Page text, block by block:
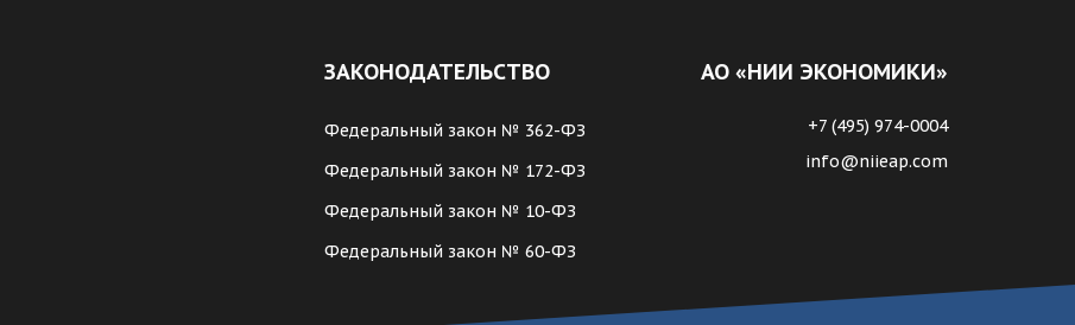
ЗАКОНОДАТЕЛЬСТВО
Федеральный закон № 362-ФЗ
Федеральный закон № 172-ФЗ
Федеральный закон № 10-ФЗ
Федеральный закон № 60-ФЗ
АО «НИИ ЭКОНОМИКИ»
+7 (495) 974-0004
info@niieap.com